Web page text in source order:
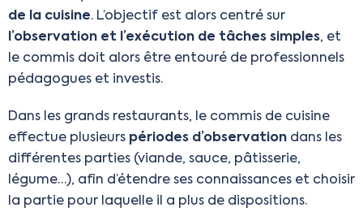
de la cuisine. L’objectif est alors centré sur
l’observation et l’exécution de tâches simples, et
le commis doit alors être entouré de professionnels
pédagogues et investis.
Dans les grands restaurants, le commis de cuisine
effectue plusieurs périodes d’observation dans les
différentes parties (viande, sauce, pâtisserie,
légume…), afin d’étendre ses connaissances et choisir
la partie pour laquelle il a plus de dispositions.